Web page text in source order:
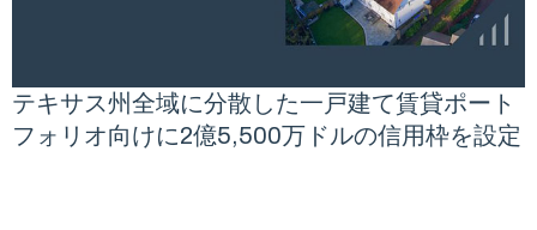
テキサス州全域に分散した一戸建て賃貸ポート
フォリオ向けに2億5,500万ドルの信用枠を設定